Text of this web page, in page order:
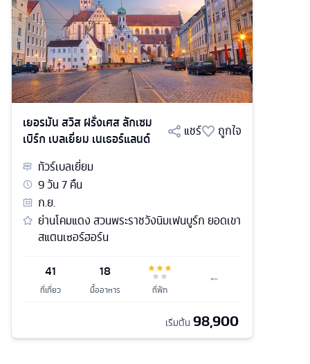
เยอรมัน สวิส ฝรั่งเศส ลักเซม
เบิร์ก เบลเยี่ยม เนเธอร์แลนด์
แชร์
ถูกใจ
ทัวร์เบลเยี่ยม
9วัน7คืน
ก.ย.
ย่านโคมแดง สวนพระราชวังนิมเฟนบูร์ก ยอดเขา
สแตนเซอร์ฮอร์น
41
ที่เที่ยว
18
มื้ออาหาร ที่พัก
เริ่มต้น 98,900